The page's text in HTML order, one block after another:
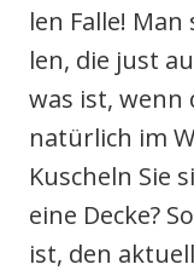
len Fal­le!
len, die just
was ist, wenn
natür­lich im
Kuscheln Sie
eine Decke?
ist, den